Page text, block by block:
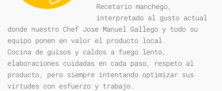
Recetario manchego,
interpretado al gusto actual
donde nuestro Chef Jose Manuel Gallego y todo su
equipo ponen en valor el producto local.
Cocina de guisos y caldos a fuego lento,
elaboraciones cuidadas en cada paso, respeto al
producto, pero siempre intentando optimizar sus
virtudes con esfuerzo y trabajo.